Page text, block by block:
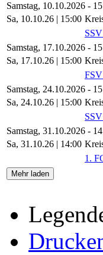
Samstag, 10.10.2026 -
Sa, 10.10.26 | 15:00
Samstag, 17.10.2026 -
Sa, 17.10.26 | 15:00
Samstag, 24.10.2026 -
Sa, 24.10.26 | 15:00
Samstag, 31.10.2026 -
Sa, 31.10.26 | 14:00
1.
Mehr laden